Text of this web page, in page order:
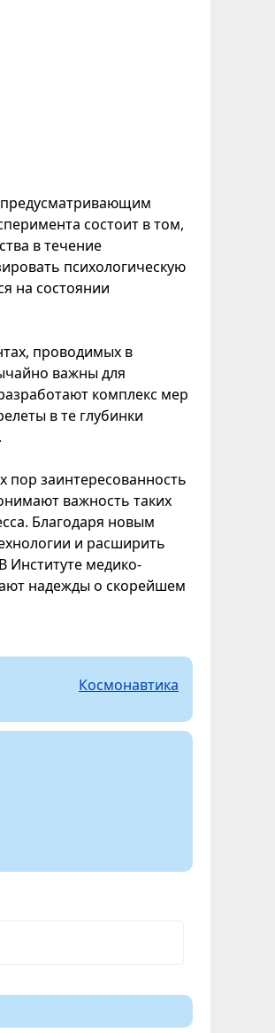
состоит в том,
в течение
психологическую
на состоянии
проводимых в
важны для
комплекс мер
в те глубинки
пор заинтересованность
важность таких
Благодаря новым
и расширить
Институте медико-
надежды о скорейшем
Космонавтика